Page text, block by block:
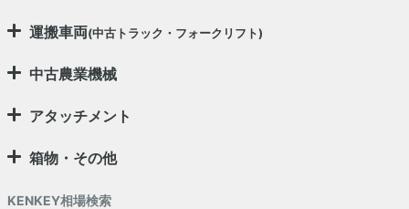
運搬車両(中古トラック・フォークリフト)
中古農業機械
アタッチメント
箱物・その他
KENKEY相場検索